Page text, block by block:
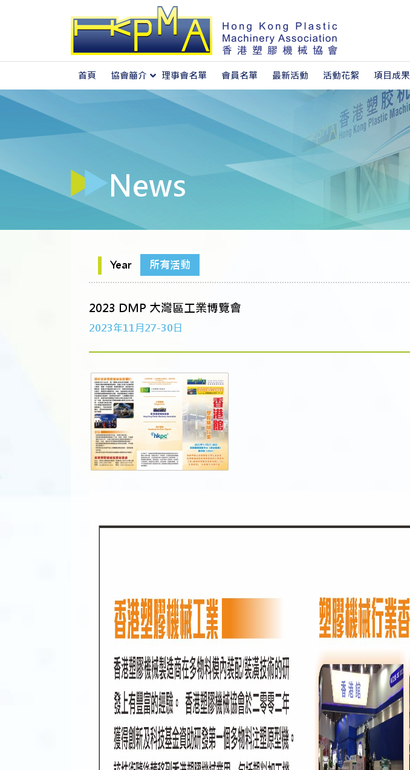
首頁 協會簡介 理事會名單 會員名單 最新活動 活動花絮 項目成果
News
Year 所有活動
2023 DMP 大灣區工業博覽會
2023年11月27-30日